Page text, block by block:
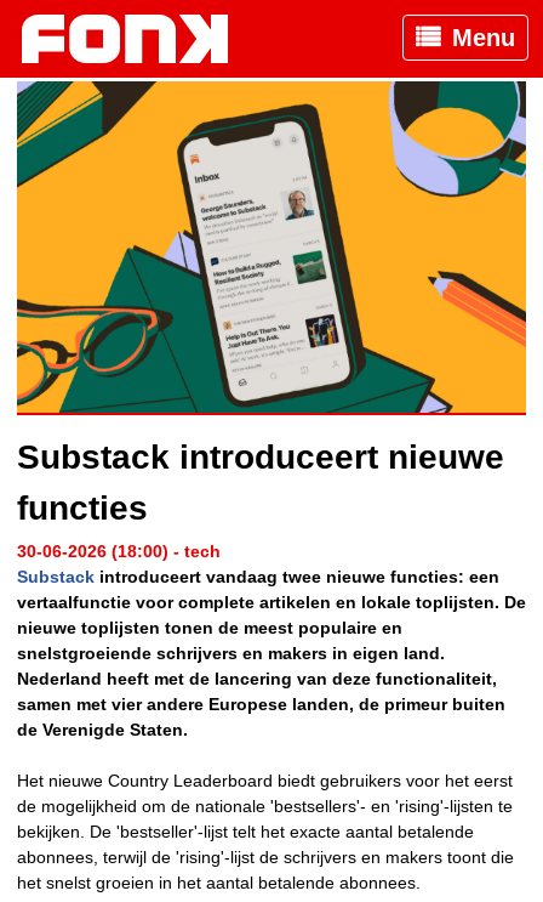
Menu
Substack introduceert nieuwe
functies
30-06-2026 (18:00) - tech
Substack introduceert vandaag twee nieuwe functies: een
vertaalfunctie voor complete artikelen en lokale toplijsten. De
nieuwe toplijsten tonen de meest populaire en
snelstgroeiende schrijvers en makers in eigen land.
Nederland heeft met de lancering van deze functionaliteit,
samen met vier andere Europese landen, de primeur buiten
de Verenigde Staten.
Het nieuwe Country Leaderboard biedt gebruikers voor het eerst
de mogelijkheid om de nationale 'bestsellers'- en 'rising'-lijsten te
bekijken. De 'bestseller'-lijst telt het exacte aantal betalende
abonnees, terwijl de 'rising'-lijst de schrijvers en makers toont die
het snelst groeien in het aantal betalende abonnees.